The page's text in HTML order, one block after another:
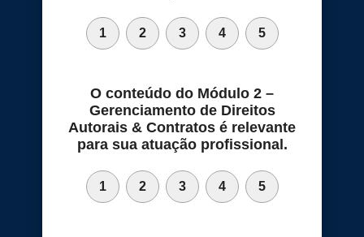
1 2 3 4 5
O conteúdo do Módulo 2 –
Gerenciamento de Direitos
Autorais & Contratos é relevante
para sua atuação profissional.
1 2 3 4 5